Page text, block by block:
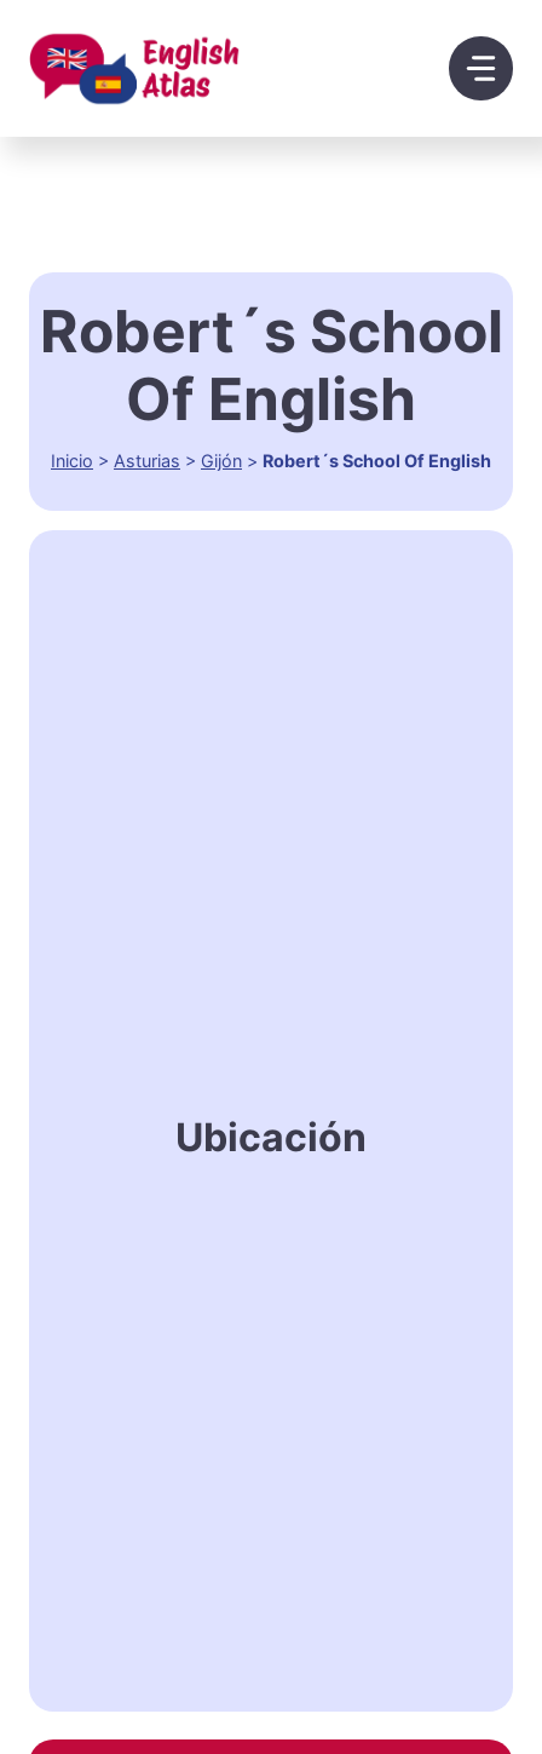
contenido
Robert´s School
Of English
Inicio > Asturias > Gijón > Robert´s School Of English
Ubicación